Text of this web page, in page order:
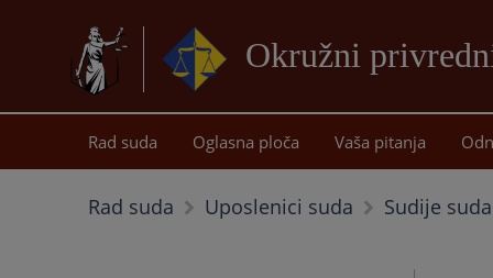
Okružni
Rad suda Oglasna ploča Vaša pitanja
Rad suda Uposlenici suda Sudije suda